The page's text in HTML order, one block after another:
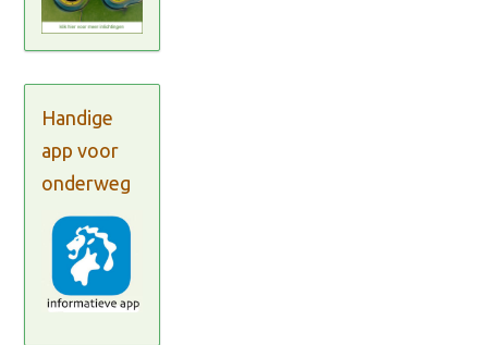
Handige
app voor
onderweg